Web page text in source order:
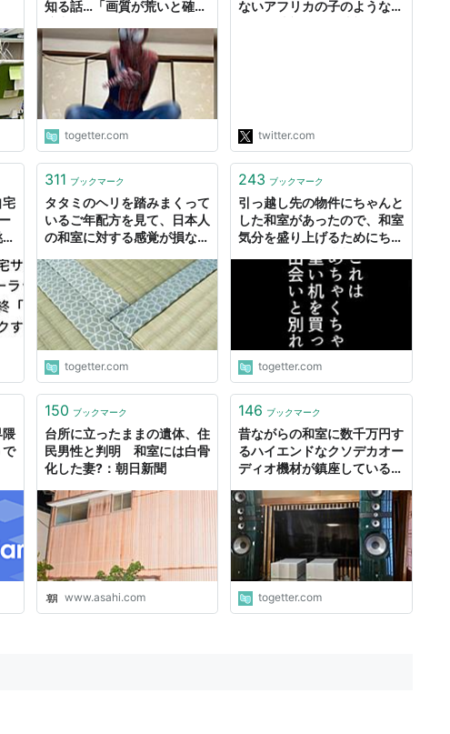
知る話…「画質が荒いと確定
い」など
togetter.com
ないアフリカの子のような
生まれないなんて幻想だと改
めて言いたい。無邪気だから
差別するんだよ。」 / X
twitter.com
宅
311 ブックマーク
タタミのヘリを踏みまくって
いるご年配方を見て、日本人
の和室に対する感覚が損なわ
togetter.com
243 ブックマーク
引っ越し先の物件にちゃんと
した和室があったので、和室
気分を盛り上げるためにちゃ
家具配送便で運ばれてきたが
その机を見た瞬間「えっ？」
という声が漏れた
togetter.com
隈
で
150 ブックマーク
台所に立ったままの遺体、住
民男性と判明 和室には白骨
化した妻?：朝日新聞
www.asahi.com
146 ブックマーク
昔ながらの和室に数千万円す
るハイエンドなクソデカオー
ディオ機材が鎮座している画
ぶつの森？」「家破壊できそ
う」
togetter.com